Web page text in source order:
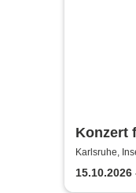
Konzert
Karlsruhe,
15.10.2026